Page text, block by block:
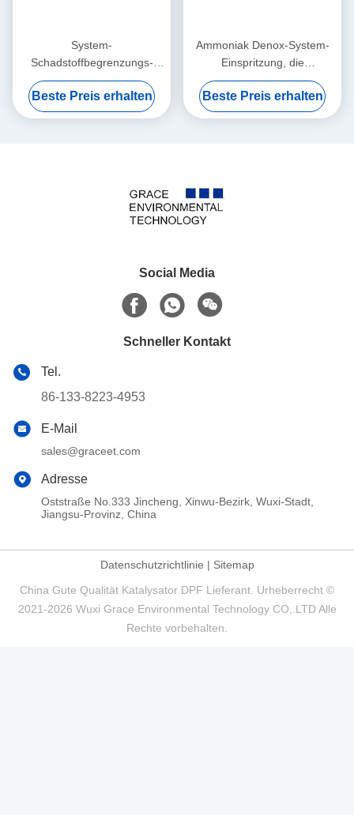
System-
Schadstoffbegrenzungs-
ölbefeuerter Gas-Kessel
Ammoniak-Störungsbesuchs
Denox
Beste Preis erhalten
Ammoniak Denox-System-
Einspritzung, die
Störungsbesuch-
Reduzierungs-Rauchgas
Denitration mischt
Beste Preis erhalten
Social Media
Schneller Kontakt
Tel.
86-133-8223-4953
E-Mail
sales@graceet.com
Adresse
Oststraße No.333 Jincheng, Xinwu-Bezirk, Wuxi-Stadt,
Jiangsu-Provinz, China
Datenschutzrichtlinie | Sitemap
China Gute Qualität Katalysator DPF Lieferant. Urheberrecht ©
2021-2026 Wuxi Grace Environmental Technology CO,.LTD Alle
Rechte vorbehalten.